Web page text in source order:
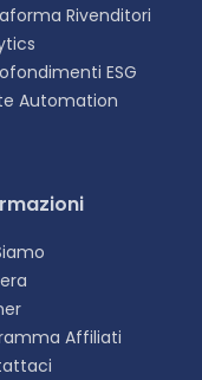
Rivenditori
ESG
Automation
Affiliati